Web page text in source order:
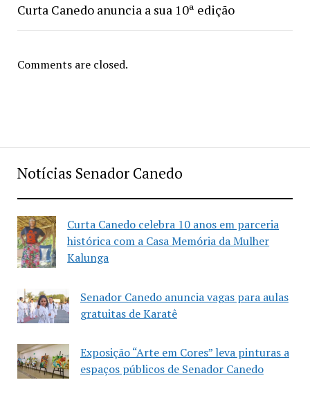
Notícias Senador Canedo
Curta Canedo celebra 10 anos em parceria
histórica com a Casa Memória da Mulher
Kalunga
Senador Canedo anuncia vagas para aulas
gratuitas de Karatê
Exposição “Arte em Cores” leva pinturas a
espaços públicos de Senador Canedo
Curta Canedo anuncia a sua 10ª edição
Comments are closed.